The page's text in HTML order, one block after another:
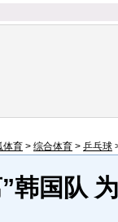
体育 > 综合体育 > 乒乓球
韩国队